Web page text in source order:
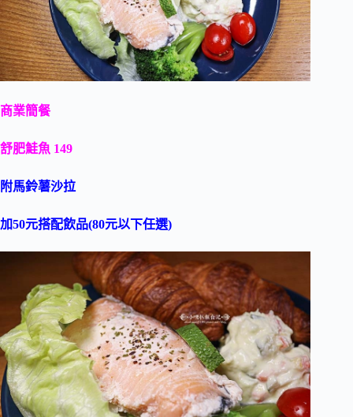
商業簡餐
舒肥鮭魚 149
附馬鈴薯沙拉
加50元搭配飲品(80元以下任選)